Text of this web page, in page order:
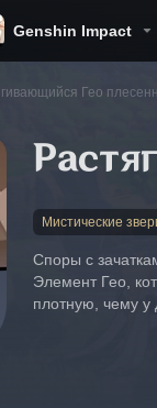
Genshin Impact
Гео
Мистические
Споры с
Элемент Гео,
плотную, чему у